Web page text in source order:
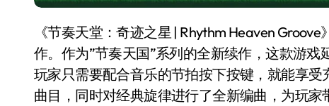
《节奏天堂：奇迹之星 | Rhythm Heaven Groove》是由任天堂出品的人气节奏音乐游戏的最新力
作。作为”节奏天国”系列的全新续作，这款游
玩家只需要配合音乐的节拍按下按键，就能享
曲目，同时对经典旋律进行了全新编曲，为玩